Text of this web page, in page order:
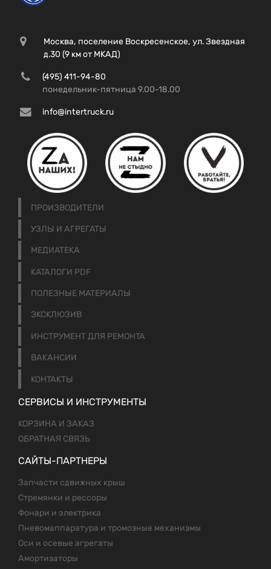
Москва, поселение Воскресенское, ул. Звездная
д.30 (9 км от МКАД)
(495) 411-94-80
понедельник-пятница 9.00-18.00
info@intertruck.ru
ПРОИЗВОДИТЕЛИ
УЗЛЫ И АГРЕГАТЫ
МЕДИАТЕКА
КАТАЛОГИ PDF
ПОЛЕЗНЫЕ МАТЕРИАЛЫ
ЭКСКЛЮЗИВ
ИНСТРУМЕНТ ДЛЯ РЕМОНТА
ВАКАНСИИ
КОНТАКТЫ
СЕРВИСЫ И ИНСТРУМЕНТЫ
КОРЗИНА И ЗАКАЗ
ОБРАТНАЯ СВЯЗЬ
САЙТЫ-ПАРТНЕРЫ
Запчасти сдвижных крыш
Стремянки и рессоры
Фонари и электрика
Пневомаппаратура и тромозные механизмы
Оси и осевые агрегаты
Амортизаторы